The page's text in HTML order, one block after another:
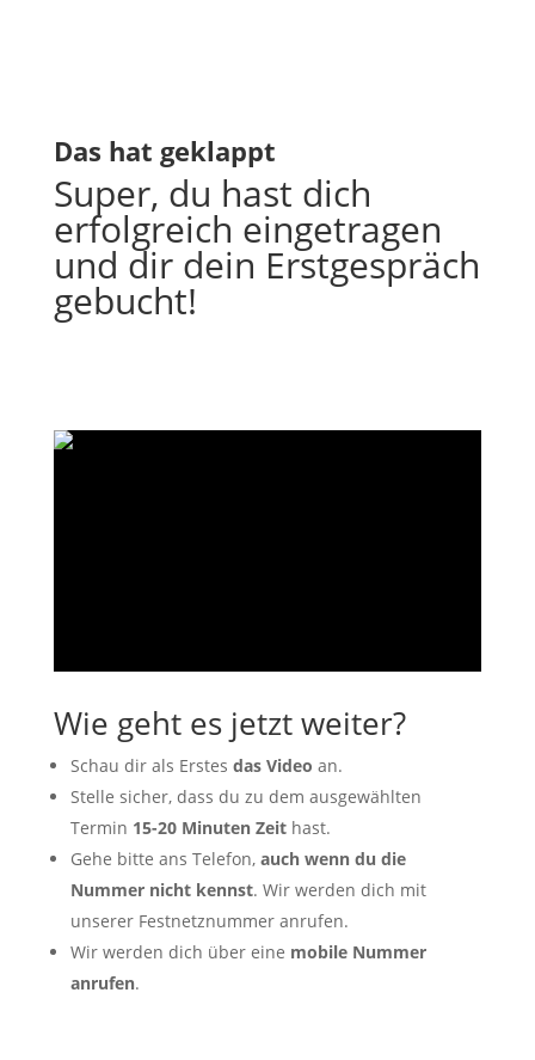
Das hat geklappt
Super, du hast dich
erfolgreich eingetragen
und dir dein Erstgespräch
gebucht!
Wie geht es jetzt weiter?
Schau dir als Erstes das Video an.
Stelle sicher, dass du zu dem ausgewählten
Termin 15-20 Minuten Zeithast.
Gehe bitte ans Telefon, auch wenn du die
Nummer nicht kennst. Wir werden dich mit
unserer Festnetznummer anrufen.
Wir werden dich über eine mobile Nummer
anrufen.